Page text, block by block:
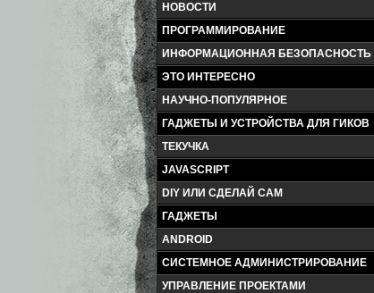
НОВОСТИ
ПРОГРАММИРОВАНИЕ
ИНФОРМАЦИОННАЯ БЕЗОПАСНОСТЬ
ЭТО ИНТЕРЕСНО
НАУЧНО-ПОПУЛЯРНОЕ
ГАДЖЕТЫ И УСТРОЙСТВА ДЛЯ ГИКОВ
ТЕКУЧКА
JAVASCRIPT
DIY ИЛИ СДЕЛАЙ САМ
ГАДЖЕТЫ
ANDROID
СИСТЕМНОЕ АДМИНИСТРИРОВАНИЕ
УПРАВЛЕНИЕ ПРОЕКТАМИ